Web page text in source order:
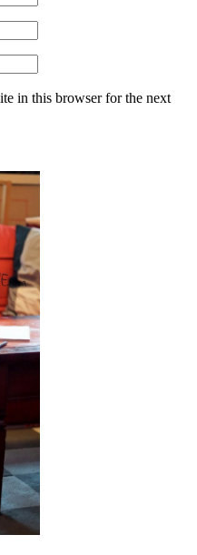
in this browser for the next